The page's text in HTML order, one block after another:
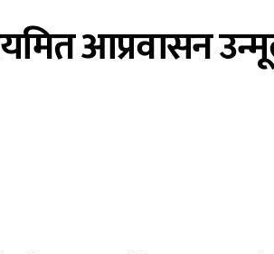
आप्रवासन